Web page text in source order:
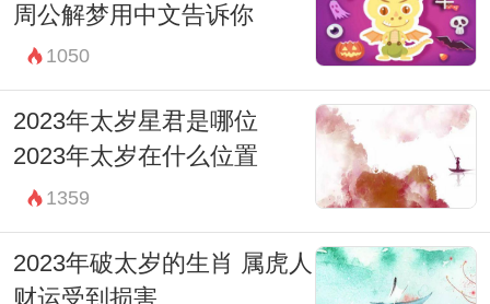
周公解梦用中文告诉你
1050
2023年太岁星君是哪位
2023年太岁在什么位置
1359
2023年破太岁的生肖 属虎人
财运受到损害